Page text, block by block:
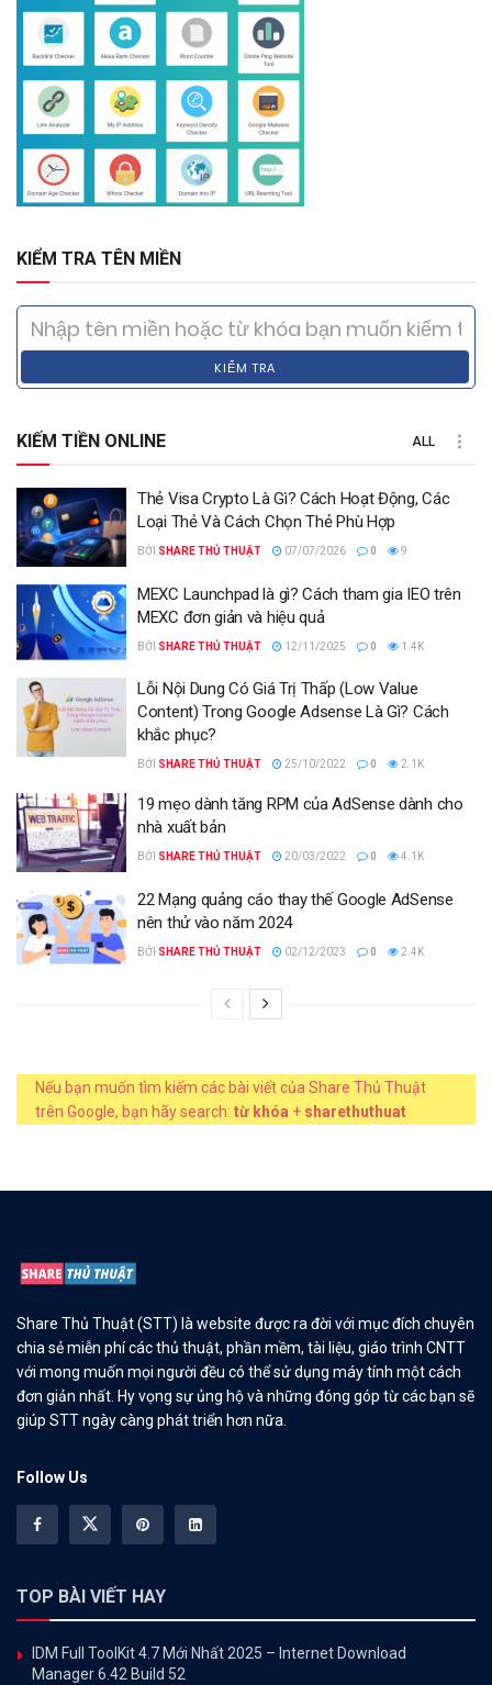
KIỂM TRA TÊN MIỀN
KIỂM TRA
KIẾM TIỀN ONLINE ALL
Thẻ Visa Crypto Là Gì? Cách Hoạt Động, Các
Loại Thẻ Và Cách Chọn Thẻ Phù Hợp
BỞI SHARE THỦ THUẬT 07/07/2026 0 9
MEXC Launchpad là gì? Cách tham gia IEO trên
MEXC đơn giản và hiệu quả
BỞI SHARE THỦ THUẬT 12/11/2025 0 1.4K
Lỗi Nội Dung Có Giá Trị Thấp (Low Value
Content) Trong Google Adsense Là Gì? Cách
khắc phục?
BỞI SHARE THỦ THUẬT 25/10/2022 0 2.1K
19 mẹo dành tăng RPM của AdSense dành cho
nhà xuất bản
BỞI SHARE THỦ THUẬT 20/03/2022 0 4.1K
22 Mạng quảng cáo thay thế Google AdSense
nên thử vào năm 2024
BỞI SHARE THỦ THUẬT 02/12/2023 0 2.4K
Nếu bạn muốn tìm kiếm các bài viết của Share Thủ Thuật
trên Google, bạn hãy search: từ khóa + sharethuthuat
Share Thủ Thuật (STT) là website được ra đời với mục đích chuyên
chia sẻ miễn phí các thủ thuật, phần mềm, tài liệu, giáo trình CNTT
với mong muốn mọi người đều có thể sử dụng máy tính một cách
đơn giản nhất. Hy vọng sự ủng hộ và những đóng góp từ các bạn sẽ
giúp STT ngày càng phát triển hơn nữa.
Follow Us
TOP BÀI VIẾT HAY
IDM Full ToolKit 4.7 Mới Nhất 2025 – Internet Download
Manager 6.42 Build 52